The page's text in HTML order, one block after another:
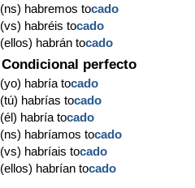
(ns) habremos tocado
(vs) habréis tocado
(ellos) habrán tocado
Condicional perfecto
(yo) habría tocado
(tú) habrías tocado
(él) habría tocado
(ns) habríamos tocado
(vs) habríais tocado
(ellos) habrían tocado